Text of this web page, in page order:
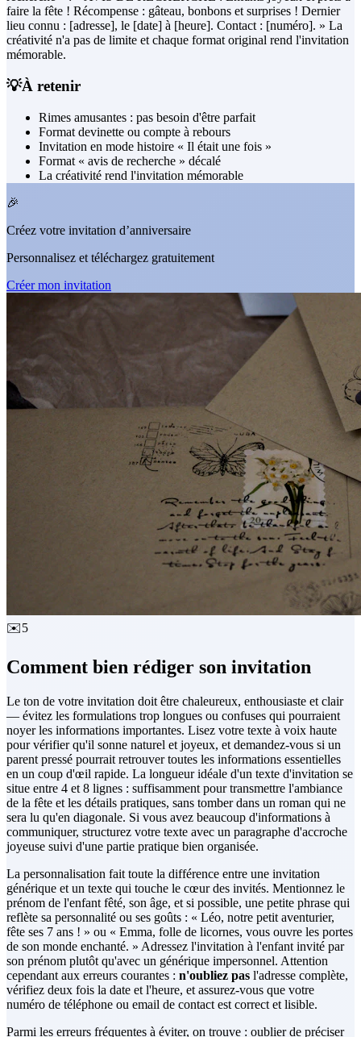
faire la fête ! Récompense : gâteau, bonbons et surprises ! Dernier
lieu connu : [adresse], le [date] à [heure]. Contact : [numéro]. » La
créativité n'a pas de limite et chaque format original rend l'invitation
mémorable.
💡À retenir
Rimes amusantes : pas besoin d'être parfait
Format devinette ou compte à rebours
Invitation en mode histoire « Il était une fois »
Format « avis de recherche » décalé
La créativité rend l'invitation mémorable
🎉
Créez votre invitation d’anniversaire
Personnalisez et téléchargez gratuitement
Créer mon invitation
✉️5
Comment bien rédiger son invitation
Le ton de votre invitation doit être chaleureux, enthousiaste et clair
— évitez les formulations trop longues ou confuses qui pourraient
noyer les informations importantes. Lisez votre texte à voix haute
pour vérifier qu'il sonne naturel et joyeux, et demandez-vous si un
parent pressé pourrait retrouver toutes les informations essentielles
en un coup d'œil rapide. La longueur idéale d'un texte d'invitation se
situe entre 4 et 8 lignes : suffisamment pour transmettre l'ambiance
de la fête et les détails pratiques, sans tomber dans un roman qui ne
sera lu qu'en diagonale. Si vous avez beaucoup d'informations à
communiquer, structurez votre texte avec un paragraphe d'accroche
joyeuse suivi d'une partie pratique bien organisée.
La personnalisation fait toute la différence entre une invitation
générique et un texte qui touche le cœur des invités. Mentionnez le
prénom de l'enfant fêté, son âge, et si possible, une petite phrase qui
reflète sa personnalité ou ses goûts : « Léo, notre petit aventurier,
fête ses 7 ans ! » ou « Emma, folle de licornes, vous ouvre les portes
de son monde enchanté. » Adressez l'invitation à l'enfant invité par
son prénom plutôt qu'avec un générique impersonnel. Attention
cependant aux erreurs courantes : n'oubliez pas l'adresse complète,
vérifiez deux fois la date et l'heure, et assurez-vous que votre
numéro de téléphone ou email de contact est correct et lisible.
Parmi les erreurs fréquentes à éviter, on trouve : oublier de préciser